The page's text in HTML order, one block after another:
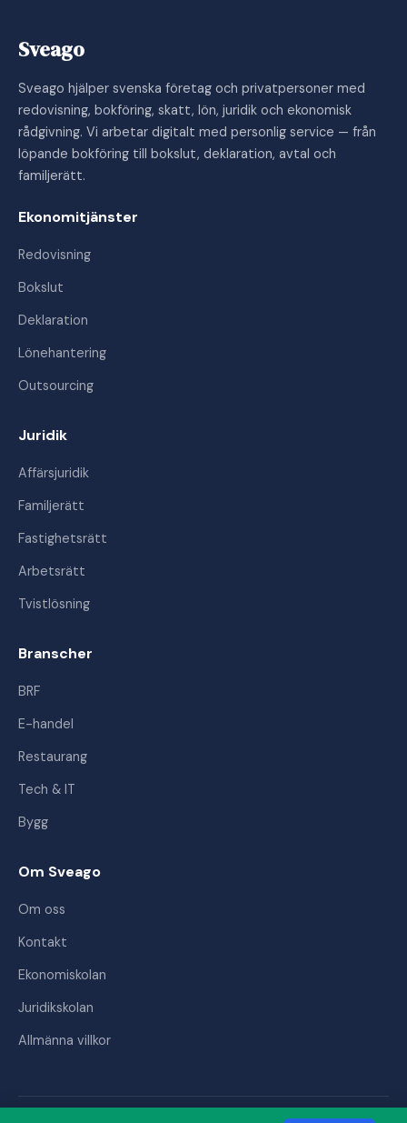
Sveago
Sveago hjälper svenska företag och privatpersoner med
redovisning, bokföring, skatt, lön, juridik och ekonomisk
rådgivning. Vi arbetar digitalt med personlig service — från
löpande bokföring till bokslut, deklaration, avtal och
familjerätt.
Ekonomitjänster
Redovisning
Bokslut
Deklaration
Lönehantering
Outsourcing
Juridik
Affärsjuridik
Familjerätt
Fastighetsrätt
Arbetsrätt
Tvistlösning
Branscher
BRF
E-handel
Restaurang
Tech & IT
Bygg
Om Sveago
Om oss
Kontakt
Ekonomiskolan
Juridikskolan
Allmänna villkor